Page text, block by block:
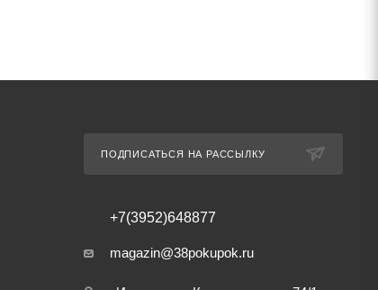
ПОДПИСАТЬСЯ НА РАССЫЛКУ
+7(3952)648877
magazin@38pokupok.ru